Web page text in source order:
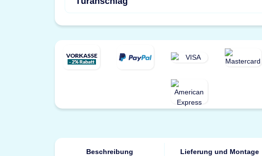
Beschreibung Lieferung und Montage